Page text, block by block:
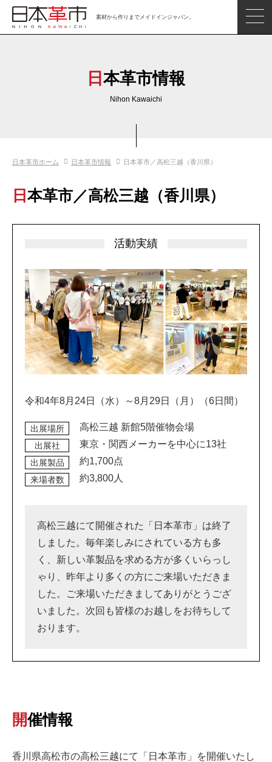
素材から作りまでメイドインジャパン。
革市通信
日本の革の良さを知ろう
日本革市情報
Nihon Kawaichi
日本革市ホーム 日本革市情報 日本革市／高松三越（香川県）
日本革市／高松三越（香川県）
活動実績
令和4年8月24日（水）～8月29日（月）（6日間）
出展場所 高松三越 新館5階催物会場
出展社 東京・関西メーカーを中心に13社
出展製品 約1,700点
来場者数 約3,800人
高松三越にて開催された「日本革市」は終了
しました。毎年楽しみにされている方も多
く、新しい革製品を求める方が多くいらっし
ゃり、昨年より多くの方にご来場いただきま
した。ご来場いただきましてありがとうござ
いました。次回も皆様のお越しをお待ちして
おります。
開催情報
香川県高松市の高松三越にて「日本革市」を開催いたし